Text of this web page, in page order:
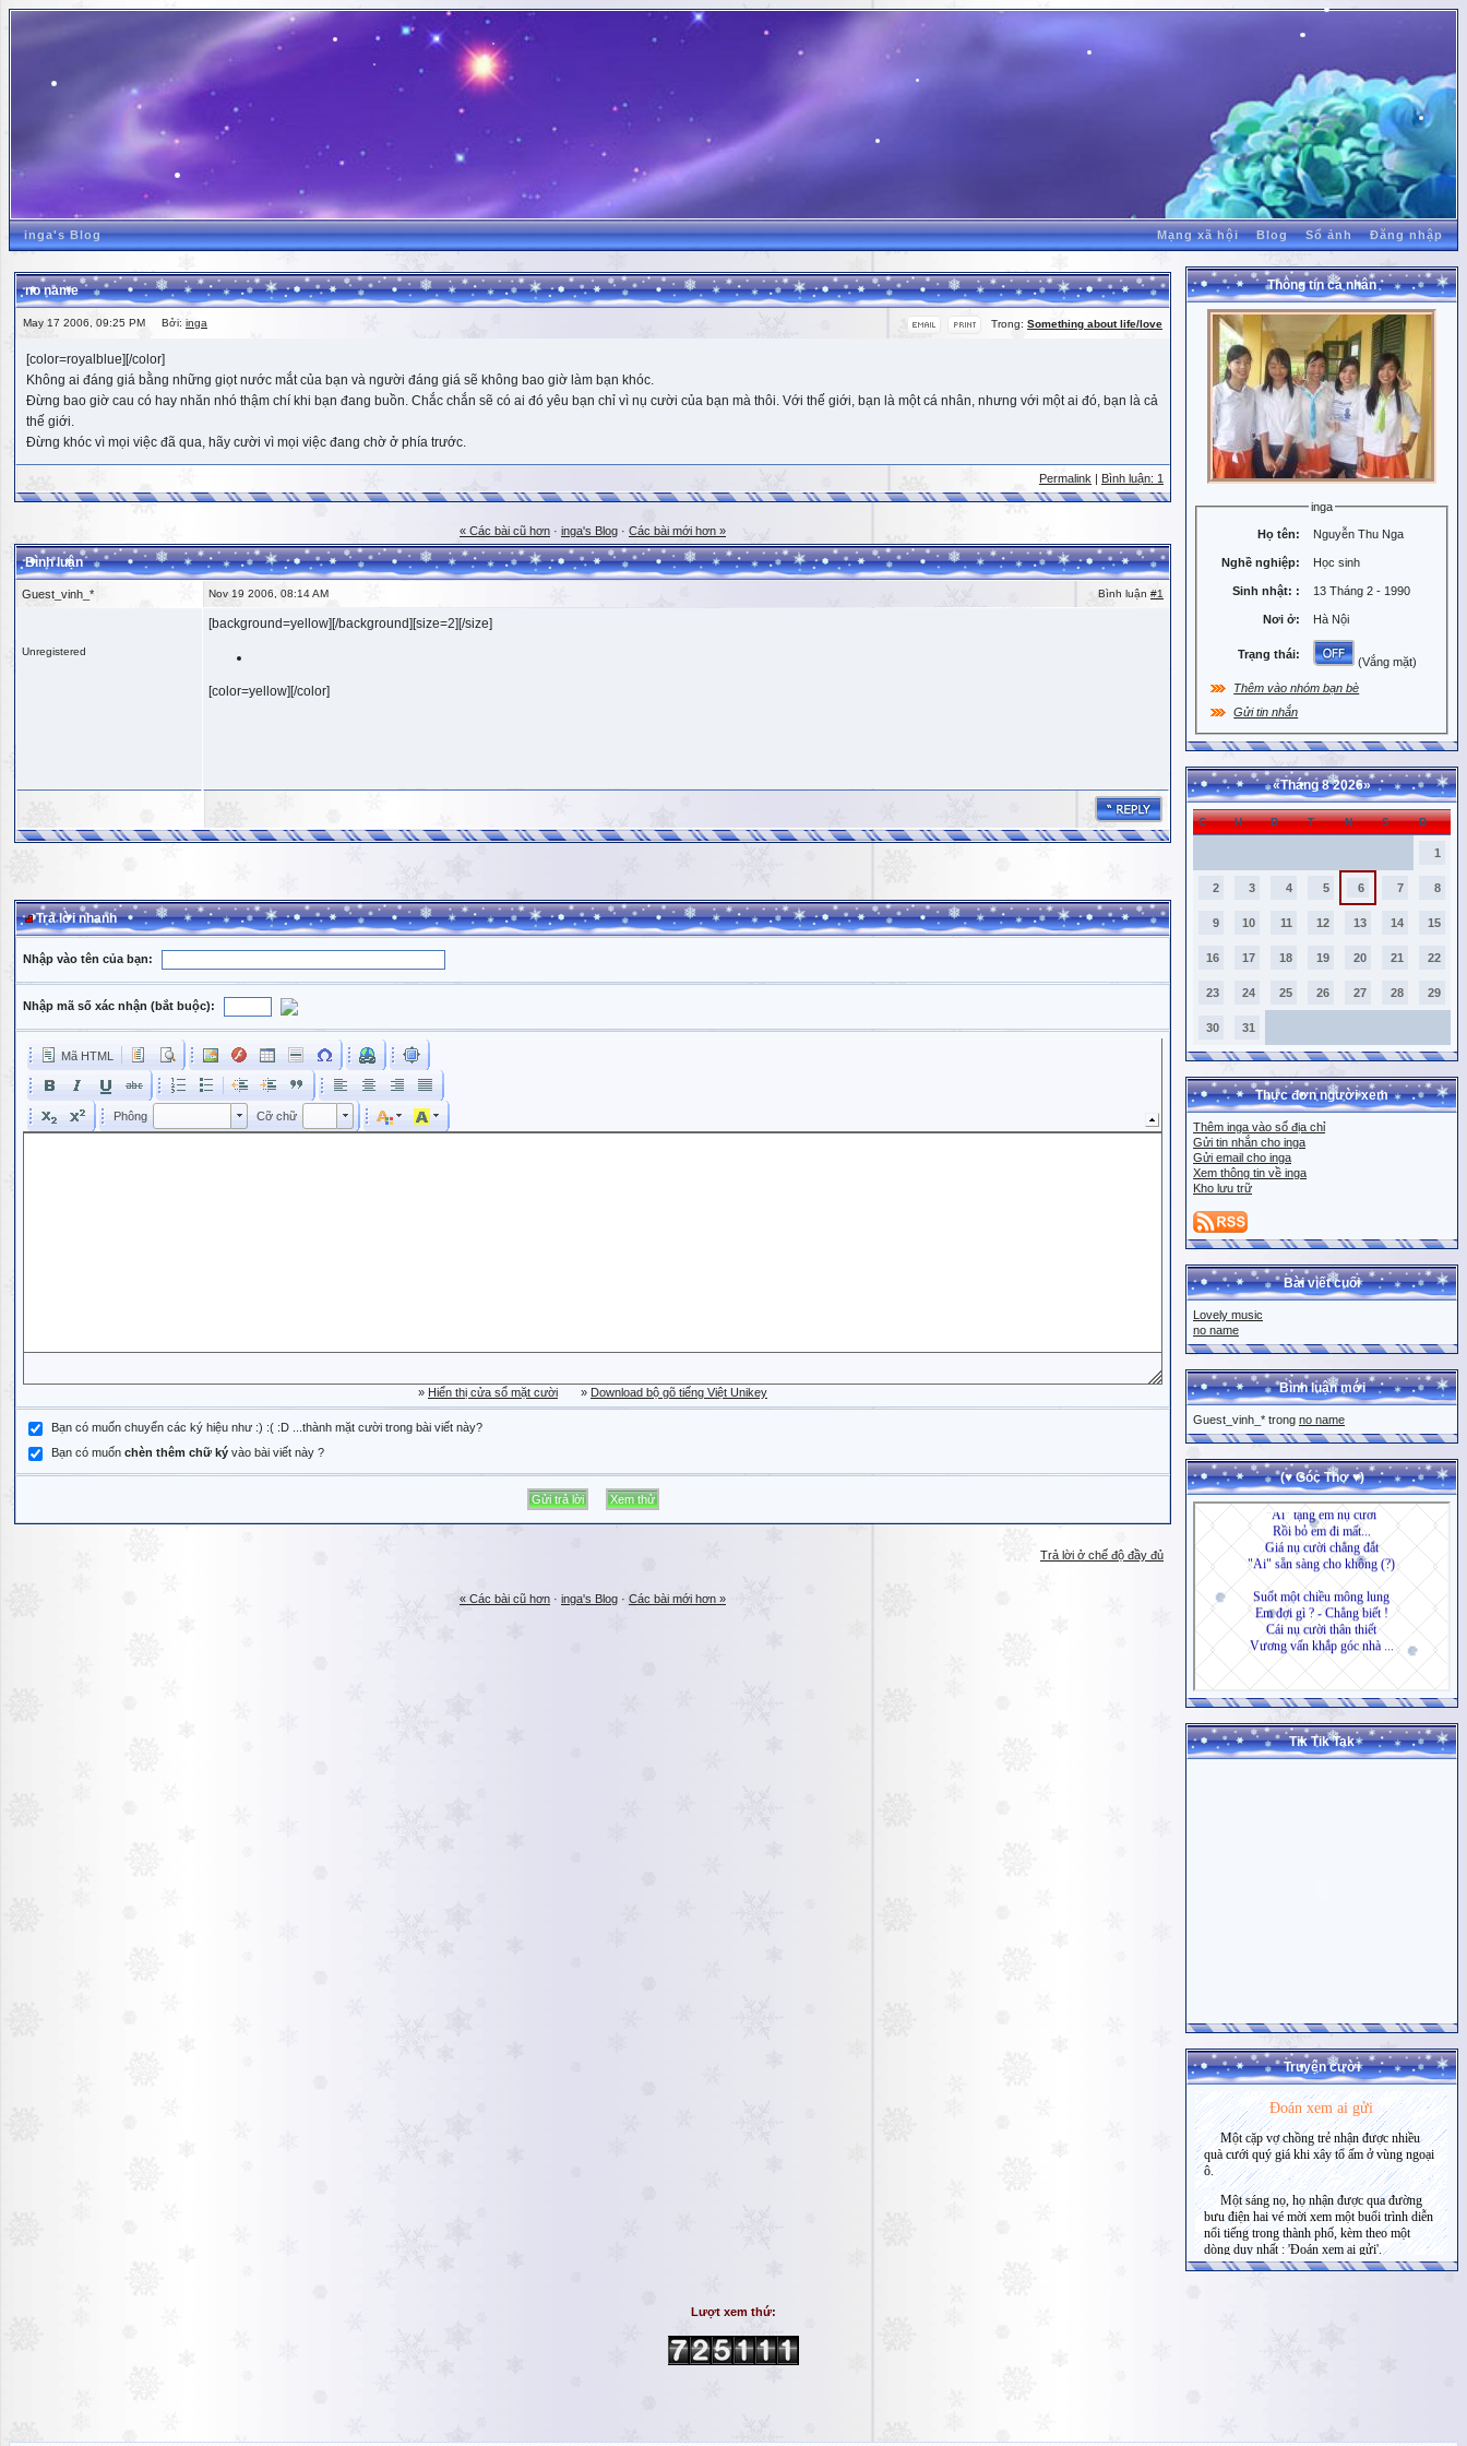
inga's Blog Mạng xã hội Blog Sổ ảnh Đăng nhập
no name
Trong: Something about life/love
May 17 2006, 09:25 PM Bởi: inga
[color=royalblue][/color]
Không ai đáng giá bằng những giọt nước mắt của bạn và người đáng giá sẽ không bao giờ làm bạn khóc.
Đừng bao giờ cau có hay nhăn nhó thậm chí khi bạn đang buồn. Chắc chắn sẽ có ai đó yêu bạn chỉ vì nụ cười của bạn mà thôi. Với thế giới, bạn là một cá nhân, nhưng với một ai đó, bạn là cả
thế giới.
Đừng khóc vì mọi việc đã qua, hãy cười vì mọi việc đang chờ ở phía trước.
Permalink Bình luận: 1
« Các bài cũ hơn · inga's Blog · Các bài mới hơn »
Bình luận
Guest_vinh_* Nov 19 2006, 08:14 AM Bình luận #1
Unregistered
[background=yellow][/background][size=2][/size]
[color=yellow][/color]
Trả lời nhanh
Nhập vào tên của bạn:
Nhập mã số xác nhận (bắt buộc):
Mã HTML
Phông Cỡ chữ Kích cỡ phông
» Hiển thị cửa sổ mặt cười » Download bộ gõ tiếng Việt Unikey
Bạn có muốn chuyển các ký hiệu như :) :( :D ...thành mặt cười trong bài viết này?
Bạn có muốn chèn thêm chữ ký vào bài viết này ?
Trả lời ở chế độ đầy đủ
« Các bài cũ hơn · inga's Blog · Các bài mới hơn »
Thông tin cá nhân
inga
Họ tên: Nguyễn Thu Nga
Nghề nghiệp: Học sinh
Sinh nhật: : 13 Tháng 2 - 1990
Nơi ở: Hà Nội
Trạng thái:
(Vắng mặt)
Thêm vào nhóm bạn bè
Gửi tin nhắn
«Tháng 8 2026»
C H B T N S B
1
2 3 4 5 6 7 8
9 10 11 12 13 14 15
16 17 18 19 20 21 22
23 24 25 26 27 28 29
30 31
Thực đơn người xem
Thêm inga vào sổ địa chỉ
Gửi tin nhắn cho inga
Gửi email cho inga
Xem thông tin về inga
Kho lưu trữ
Bài viết cuối
Lovely music
no name
Bình luận mới
Guest_vinh_* trong no name
(♥ Góc Thơ ♥)
Tik Tik Tak
Truyện cười
Lượt xem thứ: